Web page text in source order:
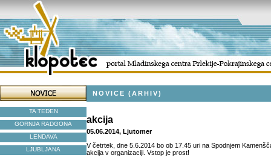
TA TEDEN
GORNJA RADGONA
LENDAVA
LJUBLJANA
NOVICE (ARHIV)
akcija
05.06.2014, Ljutomer
V četrtek, dne 5.6.2014 bo ob 17.45 uri na Spodnjem
akcija v organizaciji. Vstop je prost!